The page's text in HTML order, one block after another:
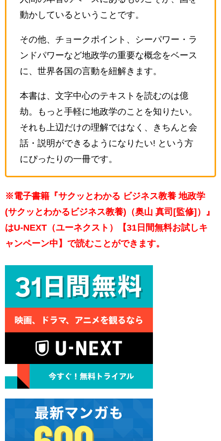
動かしているということです。
その他、チョークポイント、シーパワー・ラ
ンドパワーなど地政学の重要な概念をベース
に、世界各国の言動を紐解きます。
本書は、文字中心のテキストを読むのは億
劫。もっと手軽に地政学のことを知りたい。
それも上辺だけの理解ではなく、きちんと会
話・説明ができるようになりたい! という方
にぴったりの一冊です。
※電子書籍『サクッとわかる ビジネス教養 地政学
(サクッとわかるビジネス教養)（奥山 真司[監修]）』
はU-NEXT（ユーネクスト）【31日間無料お試しキ
ャンペーン中】で読むことができます。